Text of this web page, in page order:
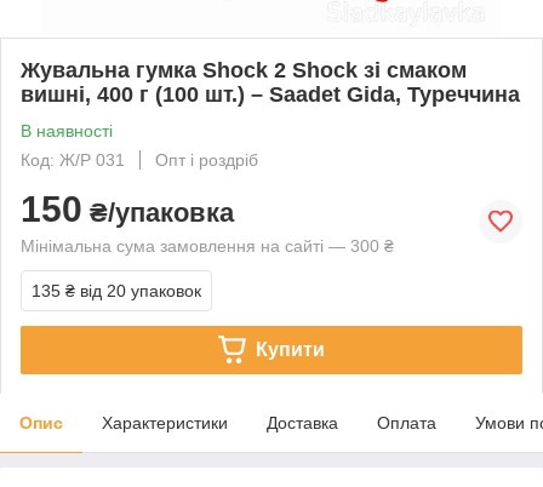
Жувальна гумка Shock 2 Shock зі смаком
вишні, 400 г (100 шт.) – Saadet Gida, Туреччина
В наявності
Код: Ж/Р 031
Опт і роздріб
150 ₴/упаковка
Мінімальна сума замовлення на сайті — 300 ₴
135 ₴ від 20 упаковок
Купити
Опис Характеристики Доставка Оплата Умови